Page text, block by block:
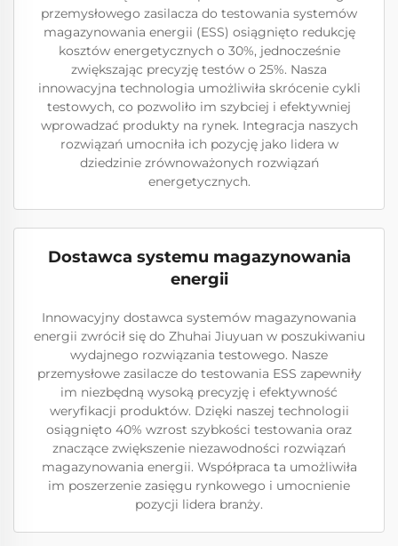
przemysłowego zasilacza do testowania systemów
magazynowania energii (ESS) osiągnięto redukcję
kosztów energetycznych o 30%, jednocześnie
zwiększając precyzję testów o 25%. Nasza
innowacyjna technologia umożliwiła skrócenie cykli
testowych, co pozwoliło im szybciej i efektywniej
wprowadzać produkty na rynek. Integracja naszych
rozwiązań umocniła ich pozycję jako lidera w
dziedzinie zrównoważonych rozwiązań
energetycznych.
Dostawca systemu magazynowania
energii
Innowacyjny dostawca systemów magazynowania
energii zwrócił się do Zhuhai Jiuyuan w poszukiwaniu
wydajnego rozwiązania testowego. Nasze
przemysłowe zasilacze do testowania ESS zapewniły
im niezbędną wysoką precyzję i efektywność
weryfikacji produktów. Dzięki naszej technologii
osiągnięto 40% wzrost szybkości testowania oraz
znaczące zwiększenie niezawodności rozwiązań
magazynowania energii. Współpraca ta umożliwiła
im poszerzenie zasięgu rynkowego i umocnienie
pozycji lidera branży.